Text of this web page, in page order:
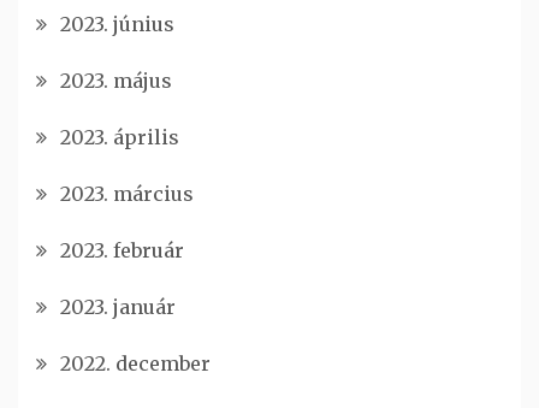
2023. június
2023. május
2023. április
2023. március
2023. február
2023. január
2022. december